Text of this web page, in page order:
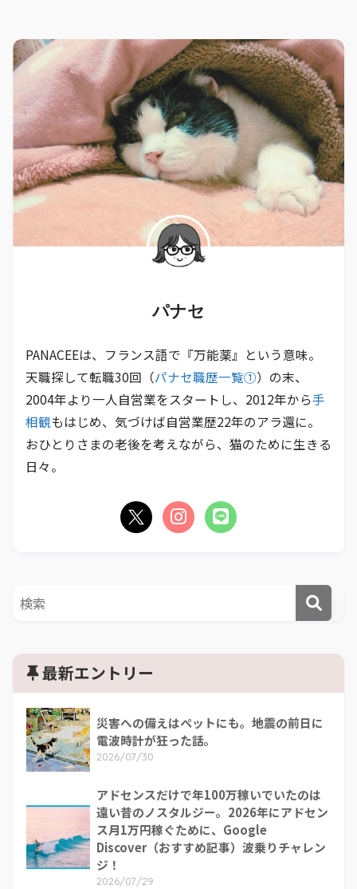
パナセ
PANACEEは、フランス語で『万能薬』という意味。
天職探して転職30回（パナセ職歴一覧①）の末、
2004年より一人自営業をスタートし、2012年から手
相観もはじめ、気づけば自営業歴22年のアラ還に。
おひとりさまの老後を考えながら、猫のために生きる
日々。
最新エントリー
災害への備えはペットにも。地震の前日に
電波時計が狂った話。
2026/07/30
アドセンスだけで年100万稼いでいたのは
遠い昔のノスタルジー。2026年にアドセン
ス月1万円稼ぐために、Google
Discover（おすすめ記事）波乗りチャレン
ジ！
2026/07/29